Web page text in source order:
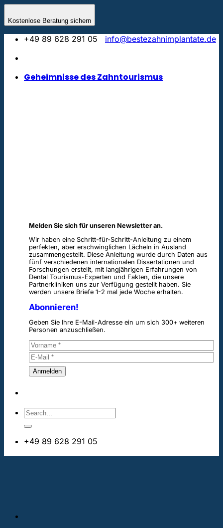
Kostenlose Beratung sichern
springen
+49 89 628 291 05
info@bestezahnimplantate.de
Geheimnisse des Zahntourismus
Melden Sie sich für unseren Newsletter an.
Wir haben eine Schritt-für-Schritt-Anleitung zu einem
perfekten, aber erschwinglichen Lächeln in Ausland
zusammengestellt. Diese Anleitung wurde durch Daten aus
fünf verschiedenen internationalen Dissertationen und
Forschungen erstellt, mit langjährigen Erfahrungen von
Dental Tourismus-Experten und Fakten, die unsere
Partnerkliniken uns zur Verfügung gestellt haben. Sie
werden unsere Briefe 1-2 mal jede Woche erhalten.
Abonnieren!
Geben Sie Ihre E-Mail-Adresse ein um sich 300+ weiteren
Personen anzuschließen.
+49 89 628 291 05